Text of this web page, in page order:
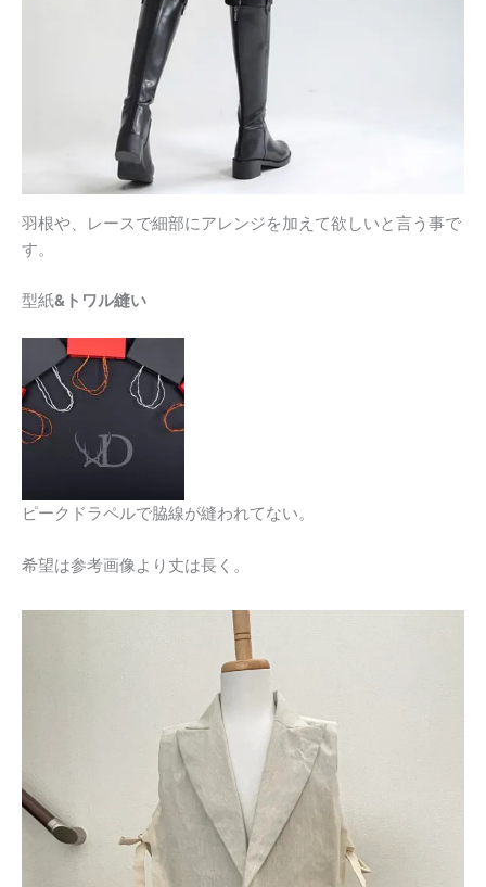
羽根や、レースで細部にアレンジを加えて欲しいと言う事で
す。
型紙&トワル縫い
ピークドラペルで脇線が縫われてない。
希望は参考画像より丈は長く。